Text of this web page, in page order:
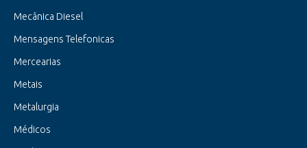
Mecânica Diesel
Mensagens Telefonicas
Mercearias
Metais
Metalurgia
Médicos